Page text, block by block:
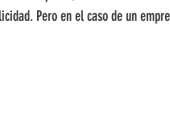
Pero en el caso de un